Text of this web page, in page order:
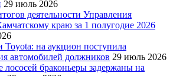
29 июль 2026
деятельности Управления
краю за 1 полугодие 2026
Toyota: на аукцион поступила
автомобилей должников 29 июль 2026
браконьеры задержаны на